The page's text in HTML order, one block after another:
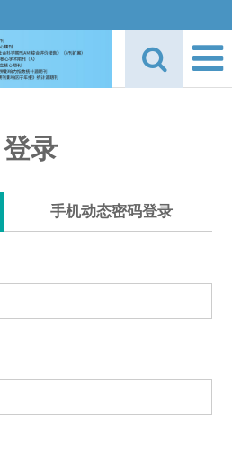
登录
手机动态密码登录